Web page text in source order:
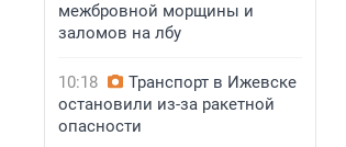
межбровной морщины и
заломов на лбу
10:18
Транспорт в Ижевске
остановили из-за ракетной
опасности